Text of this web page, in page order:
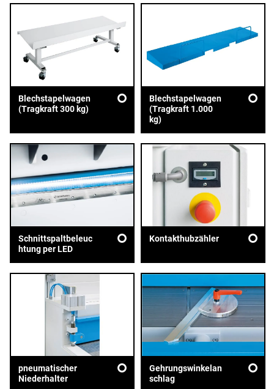
Blechstapelwagen
(Tragkraft 300 kg)
Blechstapelwagen
(Tragkraft 1.000
kg)
Schnittspaltbeleuc
htung per LED
Kontakthubzähler
pneumatischer
Niederhalter
Gehrungswinkelan
schlag